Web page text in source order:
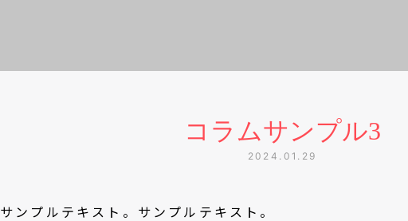
コラムサンプル3
2024.01.29
サンプルテキスト。サンプルテキスト。